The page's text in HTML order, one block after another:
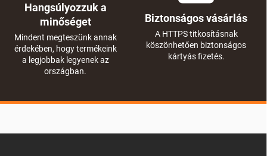
Hangsúlyozzuk a
minőséget
Mindent megteszünk annak
érdekében, hogy termékeink
a legjobbak legyenek az
országban.
Biztonságos vásárlás
A HTTPS titkosításnak
köszönhetően biztonságos
kártyás fizetés.